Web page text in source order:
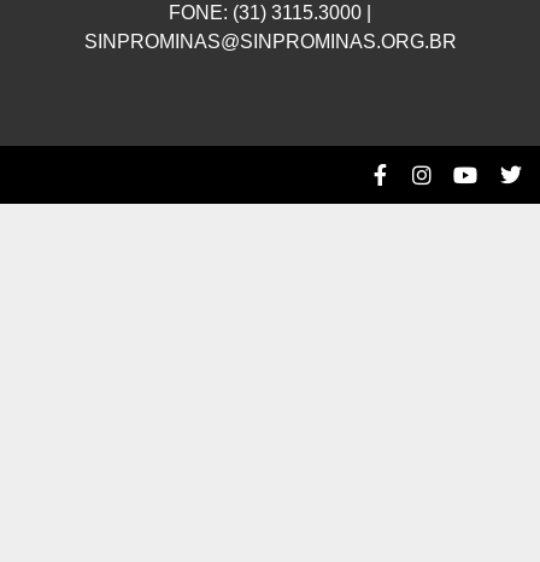
FONE: (31) 3115.3000 |
SINPROMINAS@SINPROMINAS.ORG.BR